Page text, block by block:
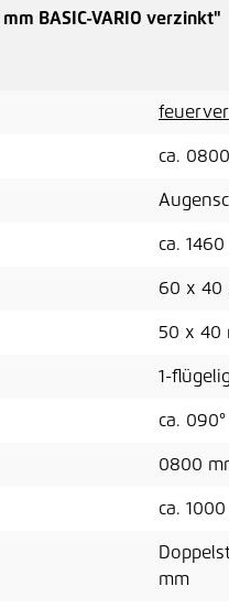
BASIC-VARIO verzinkt"
ca.
ca.
60 x 40
50 x 40
1-flügelig
ca. 090°
0800
ca.
mm